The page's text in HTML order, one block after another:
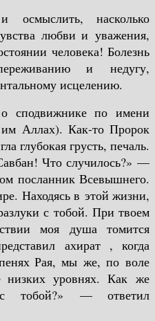
осмыслить, насколько
любви и уважения,
человека! Болезнь
и недугу,
исцелению.
сподвижнике по имени
Аллах). Как-то Пророк
глубокая грусть, печаль.
Что случилось?» —
посланник Всевышнего.
Находясь в этой жизни,
с тобой. При твоем
моя душа томится
ахират , когда
Рая, мы же, по воле
уровнях. Как же
тобой?» — ответил